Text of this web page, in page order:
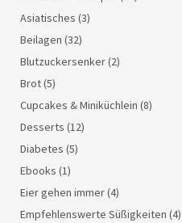
Asiatisches (3)
Beilagen (32)
Blutzuckersenker(2)
Brot(5)
Cupcakes & Miniküchlein (8)
Desserts (12)
Diabetes (5)
Ebooks (1)
Eier gehen immer(4)
Empfehlenswerte Süßigkeiten (4)